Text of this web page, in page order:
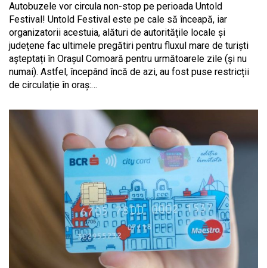
Autobuzele vor circula non-stop pe perioada Untold
Festival! Untold Festival este pe cale să înceapă, iar
organizatorii acestuia, alături de autoritățile locale și
județene fac ultimele pregătiri pentru fluxul mare de turiști
așteptați în Orașul Comoară pentru următoarele zile (și nu
numai). Astfel, începând încă de azi, au fost puse restricții
de circulație în oraș:…